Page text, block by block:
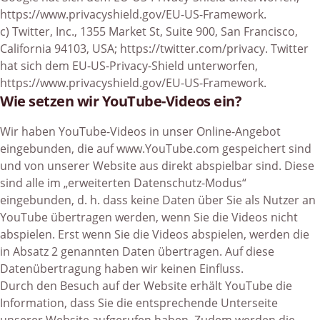
https://www.privacyshield.gov/EU-US-Framework.
c) Twitter, Inc., 1355 Market St, Suite 900, San Francisco,
California 94103, USA; https://twitter.com/privacy. Twitter
hat sich dem EU-US-Privacy-Shield unterworfen,
https://www.privacyshield.gov/EU-US-Framework.
Wie setzen wir YouTube-Videos ein?
Wir haben YouTube-Videos in unser Online-Angebot
eingebunden, die aufwww.YouTube.com gespeichert sind
und von unserer Website aus direkt abspielbar sind. Diese
sind alle im „erweiterten Datenschutz-Modus“
eingebunden, d. h. dass keine Daten über Sie als Nutzer an
YouTube übertragen werden, wenn Sie die Videos nicht
abspielen. Erst wenn Sie die Videos abspielen, werden die
in Absatz 2 genannten Daten übertragen. Auf diese
Datenübertragung haben wir keinen Einfluss.
Durch den Besuch auf der Website erhält YouTube die
Information, dass Sie die entsprechende Unterseite